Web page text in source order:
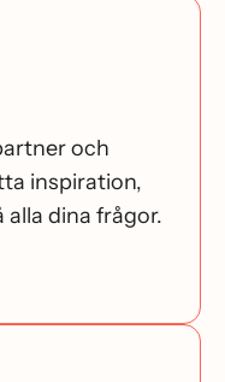
och
inspiration,
alla dina frågor.